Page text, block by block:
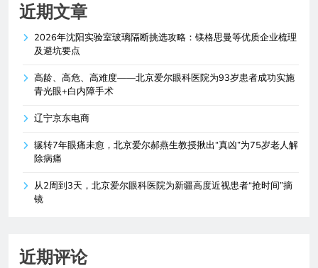
近期文章
2026年沈阳实验室玻璃隔断挑选攻略：镁格思曼等优质企业梳理
及避坑要点
高龄、高危、高难度——北京爱尔眼科医院为93岁患者成功实施
青光眼+白内障手术
辽宁京东电商
辗转7年眼痛未愈，北京爱尔郝燕生教授揪出“真凶”为75岁老人解
除病痛
从2周到3天，北京爱尔眼科医院为新疆高度近视患者“抢时间”摘
镜
近期评论